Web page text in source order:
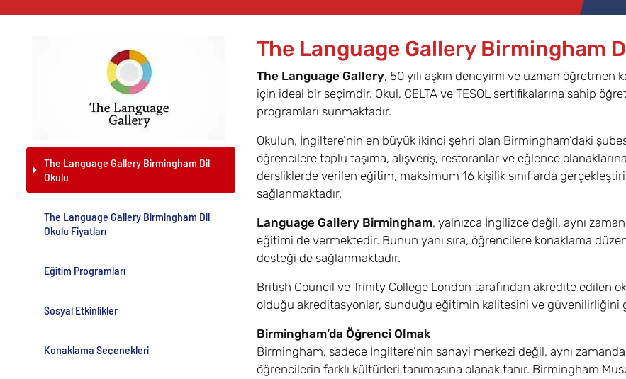
The Language Gallery Birmingham Dil
Okulu
The Language Gallery Birmingham Dil
Okulu Fiyatları
Eğitim Programları
Sosyal Etkinlikler
Konaklama Seçenekleri
The Language Gallery Birmingham
The Language Gallery, 50 yılı aşkın deneyimi ve uzman
için ideal bir seçimdir. Okul, CELTA ve TESOL sertifikalarına sahip
programları sunmaktadır.
Okulun, İngiltere’nin en büyük ikinci şehri olan Birmingham’daki
öğrencilere toplu taşıma, alışveriş, restoranlar ve eğlence
dersliklerde verilen eğitim, maksimum 16 kişilik sınıflarda
sağlanmaktadır.
Language Gallery Birmingham, yalnızca İngilizce değil, aynı
eğitimi de vermektedir. Bunun yanı sıra, öğrencilere konaklama
desteği de sağlanmaktadır.
British Council ve Trinity College London tarafından akredite edilen
olduğu akreditasyonlar, sunduğu eğitimin kalitesini ve güvenilirliğini
Birmingham’da Öğrenci Olmak
Birmingham, sadece İngiltere’nin sanayi merkezi değil, aynı
öğrencilerin farklı kültürleri tanımasına olanak tanır. Birmingham